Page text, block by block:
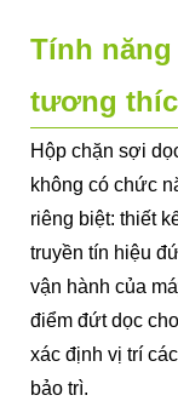
Tính năng
tương
Hộp chặn sợi
không có chức
riêng biệt: thiết
truyền tín hiệu
vận hành của
điểm đứt dọc
xác định vị trí
bảo trì.